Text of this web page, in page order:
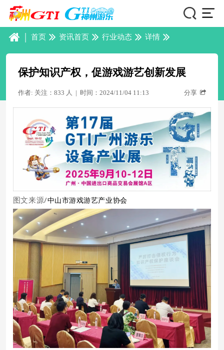
| 首页 资讯首页 行业动态 详情
保护知识产权，促游戏游艺创新发展
作者: 关注：833 人 | 时间：2024/11/04 11:13 分享
图文来源/中山市游戏游艺产业协会